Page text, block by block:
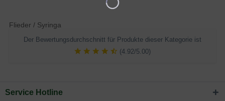
Flieder / Syringa
Der Bewertungsdurchschnitt für Produkte dieser Kategorie ist
(4.92/5.00)
Service Hotline